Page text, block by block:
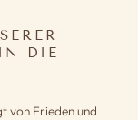
DIE
von Frieden und